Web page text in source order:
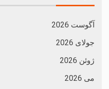
آگوست 2026
جولای 2026
ژوئن 2026
می 2026